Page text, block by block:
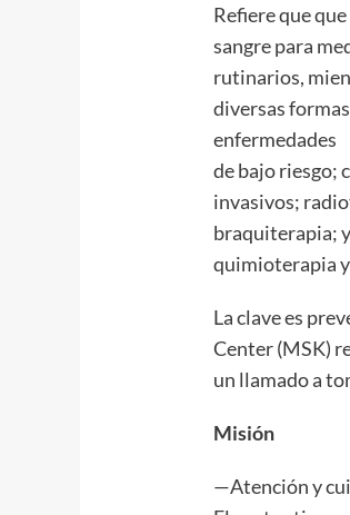
Refiere que
sangre para
rutinarios,
diversas
enfermedades
de bajo riesgo;
invasivos;
braquiterapia;
quimioterapia
La clave es
Center (MSK)
un llamado a
Misión
—Atención y